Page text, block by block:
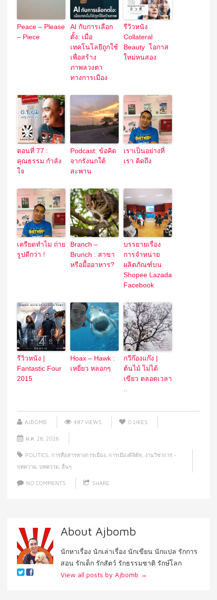
Peace – Please
– Piece
AI กับการเลือก
ตั้ง: เมื่อ
เทคโนโลยีถูกใช้
เพื่อสร้าง
ภาพลวงตา
ทางการเมือง
รีวิวหนัง
Collateral
Beauty โอกาส
ใหม่หนสอง
ตอนที่ 77 :
คุณธรรม กำลัง
ใจ
Podcast: ข้อคิด
จากรังนกใต้
สะพาน
เราเป็นอย่างที่
เรา คิดถึง
เครียดทำไม ถ่าย
รูปดีกว่า !
Branch –
Brunch : สาขา
หรือมื้ออาหาร?
บรรยายเรื่อง
การจำหน่าย
ผลิตภัณฑ์บน
Shopee Lazada
Facebook
รีวิวหนัง |
Fantastic Four
2015
Hoax – Hawk :
เหยี่ยว หลอกๆ
กวีก๊องแก๊ง |
ต้นไม้ ไม่ได้
เขียว ตลอดเวลา
AJBOMB 487 VIEWS 0 LIKES
พ.ค. 28, 2026
POLITICS การสื่อสารทางการเมือง การเมืองดิจิตัล
งานวิชาการ -
บทความ บทความ อื่นๆ
NO COMMENTS SHARE
About Ajbomb
นักหาเรื่อง นักเล่าเรื่อง นักเขียน นักแปล รักการ
สอน รักเด็ก รักสัตว์ รักธรรมชาติ รักษ์โลก
View all posts by Ajbomb →